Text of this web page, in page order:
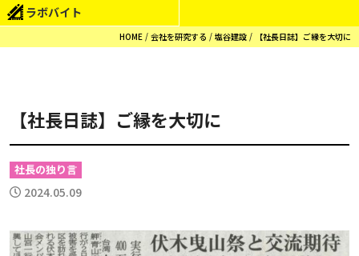
ラボバイト
HOME 会社を研究する 塩谷建設 【社長日誌】ご縁を大切に
【社長日誌】ご縁を大切に
社長の独り言
2024.05.09